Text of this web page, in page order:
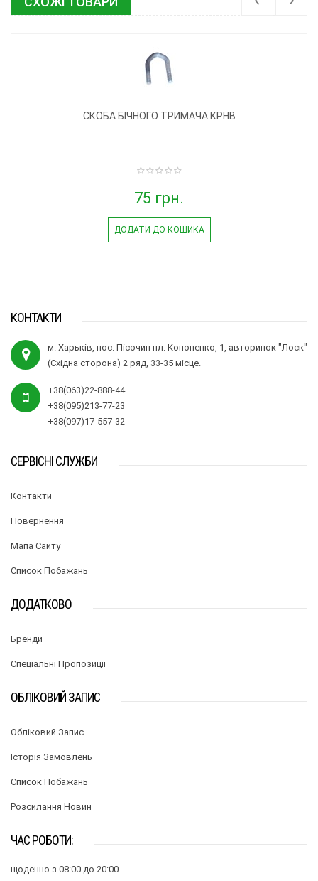
СКОБА БІЧНОГО ТРИМАЧА КРНВ
75 грн.
ДОДАТИ ДО КОШИКА
КОНТАКТИ
м. Харьків, пос. Пісочин пл. Кононенко, 1, авторинок "Лоск"
(Східна сторона) 2 ряд, 33-35 місце.
+38(063)22-888-44
+38(095)213-77-23
+38(097)17-557-32
СЕРВІСНІ СЛУЖБИ
Контакти
Повернення
Мапа Сайту
Список Побажань
ДОДАТКОВО
Бренди
Спеціальні Пропозиції
ОБЛІКОВИЙ ЗАПИС
Обліковий Запис
Історія Замовлень
Список Побажань
Розсилання Новин
ЧАС РОБОТИ:
щоденно з 08:00 до 20:00